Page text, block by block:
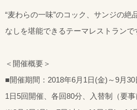
“麦わらの一味”のコック、サンジの絶
なしを堪能できるテーマレストランで
＜開催概要＞
■開催期間：2018年6月1日(金)～9月30
1日5回開催、各回80分、入替制（要事